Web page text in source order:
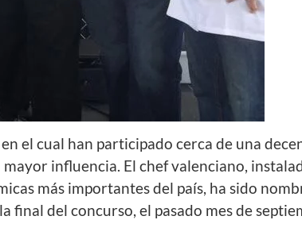
el cual han participado cerca de una
influencia. El chef valenciano,
más importantes del país, ha sido
final del concurso, el pasado mes de